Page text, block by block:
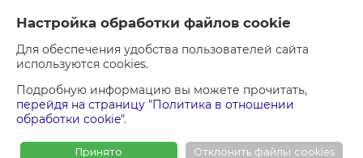
Настройка обработки файлов cookie
Для обеспечения удобства пользователей сайта
используются cookies.
Подробную информацию вы можете прочитать,
перейдя на страницу "Политика в отношении
обработки cookie".
Принято Отклонить файлы cookies
1 - КОМНАТНАЯ КВАРТИРА 252 300 BYN
1-комн.квартира (чешский проект)
пр.Рокоссовского, д.30 к.2